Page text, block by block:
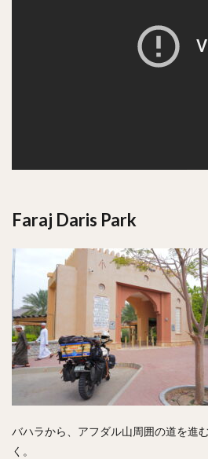
Faraj Daris Park
バハラから、アフダル山周囲の道を進
く。